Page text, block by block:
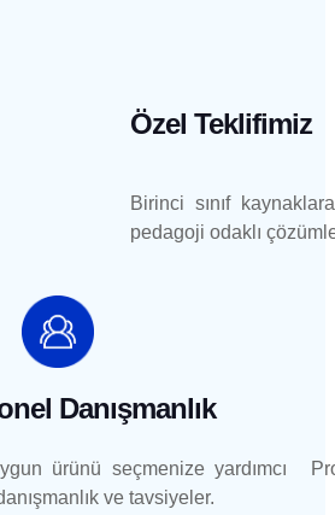
Özel Teklifimiz
Birinci sınıf
pedagoji odaklı
Danışmanlık
ürünü seçmenize yardımcı
ve tavsiyeler.